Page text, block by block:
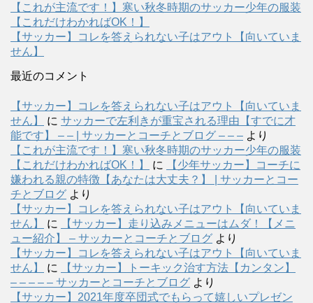
【これが主流です！】寒い秋冬時期のサッカー少年の服装
【これだけわかればOK！】
【サッカー】コレを答えられない子はアウト【向いていま
せん】
最近のコメント
【サッカー】コレを答えられない子はアウト【向いていま
せん】
に サッカーで左利きが重宝される理由【すでに才
能です】 – – | サッカーとコーチとブログ – – – より
【これが主流です！】寒い秋冬時期のサッカー少年の服装
【これだけわかればOK！】
に
【少年サッカー】コーチに
嫌われる親の特徴【あなたは大丈夫？】 | サッカーとコー
チとブログ より
【サッカー】コレを答えられない子はアウト【向いていま
せん】
に
【サッカー】走り込みメニューはムダ！【メニ
ュー紹介】 – サッカーとコーチとブログ より
【サッカー】コレを答えられない子はアウト【向いていま
せん】
に
【サッカー】トーキック治す方法【カンタン】
– – – – – サッカーとコーチとブログ より
【サッカー】2021年度卒団式でもらって嬉しいプレゼン